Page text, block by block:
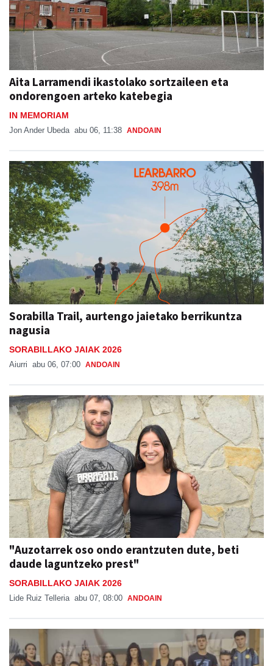
Aita Larramendi ikastolako sortzaileen eta
ondorengoen arteko katebegia
IN MEMORIAM
Jon Ander Ubeda abu 06, 11:38 ANDOAIN
Sorabilla Trail, aurtengo jaietako berrikuntza
nagusia
SORABILLAKO JAIAK 2026
Aiurri abu 06, 07:00 ANDOAIN
"Auzotarrek oso ondo erantzuten dute, beti
daude laguntzeko prest"
SORABILLAKO JAIAK 2026
Lide Ruiz Telleria abu 07, 08:00 ANDOAIN